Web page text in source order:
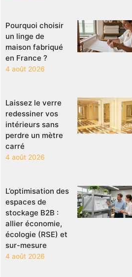
Pourquoi choisir
un linge de
maison fabriqué
en France ?
4 août 2026
Laissez le verre
redessiner vos
intérieurs sans
perdre un mètre
carré
4 août 2026
L’optimisation des
espaces de
stockage B2B :
allier économie,
écologie (RSE) et
sur-mesure
4 août 2026